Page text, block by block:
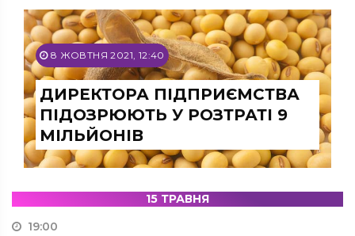
8 ЖОВТНЯ 2021, 12:40
ДИРЕКТОРА ПІДПРИЄМСТВА
ПІДОЗРЮЮТЬ У РОЗТРАТІ 9
МІЛЬЙОНІВ
15 ТРАВНЯ
19:00